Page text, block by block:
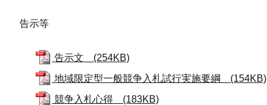
告示等
告示文 (254KB)
地域限定型一般競争入札試行実施要綱 (154KB)
競争入札心得 (183KB)